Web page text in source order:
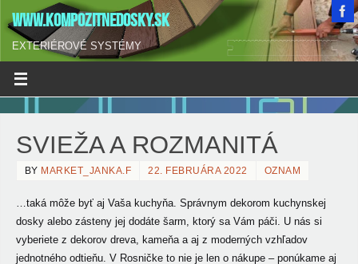
WWW.KOMPOZITNEDOSKY.SK
EXTERIÉROVÉ SYSTÉMY
SVIEŽA A ROZMANITÁ
BY MARKET_JANKA.F 22. FEBRUÁRA 2022 OZNAM
…taká môže byť aj Vaša kuchyňa. Správnym dekorom kuchynskej
dosky alebo zásteny jej dodáte šarm, ktorý sa Vám páči. U nás si
vyberiete z dekorov dreva, kameňa a aj z moderných vzhľadov
jednotného odtieňu. V Rosničke to nie je len o nákupe – ponúkame aj